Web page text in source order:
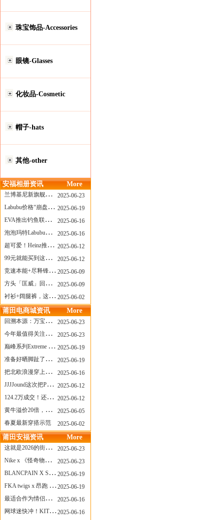
珠宝饰品-Accessories
眼镜-Glasses
化妆品-Cosmetic
帽子-hats
其他-other
安福相册资讯 More
兰博基尼新旗舰曝光？这台顶级超跑或将在8月登场
2025-06-23
Labubu价格“崩盘”？618当日泡泡玛特预售补货量超200W！
2025-06-19
EVA推出钓鱼联名套装，初号机也能当“假饵”？
2025-06-16
泡泡玛特Labubu新品发售上演“拳王争霸”......
2025-06-16
超可爱！Heinz推出星之卡比合作款番茄酱！
2025-06-12
99元就能买到这样颜值的太阳镜？优衣库夏季墨镜系列
2025-06-12
竞速本能+尽释锋芒——罗杰杜彼Roger+Dubuis王者竞速系列飞返计时码表燃擎赛道
2025-06-09
方头「匡威」回归！日系简约里的小心思
2025-06-09
衬衫+阔腿裤，这样穿美出新高度！
2025-06-02
莆田电商城资讯 More
回溯本源：万宝龙推出明星系列都市灰腕表新作
2025-06-23
今年最值得关注的AF1！KOBE x AF1 明日发售
2025-06-23
巅峰系列Extreme Diver潜水腕表与Revival Diver复刻版潜水腕表共同推出“暗影款”新作
2025-06-19
准备好晒脚趾了吗？透明款 AF1 要回归了
2025-06-19
把北欧浪漫穿上脚，Cecilie Bahnsen x ASICS
2025-06-16
JJJJound这次把PUMA改得好安静
2025-06-12
124.2万成交！还有什么是Labubu做不到的？
2025-06-12
黄牛溢价20倍，「Labubu」3.0市价大盘点！假货比正品还贵...
2025-06-05
春夏最新穿搭示范
2025-06-02
莆田安福资讯 More
这就是2026的街头感！Prada新包我先爱了
2025-06-23
Nike x 《怪奇物语》联名回归，终于轮到这双热门款了！
2025-06-23
BLANCPAIN X SWATCH联名款 BIOCERAMIC SCUBA FIFTY FATHOMS 系列推出全新 GREEN ABYSS（碧波洋）腕表
2025-06-19
FKA twigs x 昂跑 联名来了，这三双 Cloud X 你选哪一双？
2025-06-19
最适合作为情侣鞋的New Balance 1906 Loafer出现了！
2025-06-16
网球迷快冲！KITH x Wilson 限量球拍太会设计了
2025-06-16